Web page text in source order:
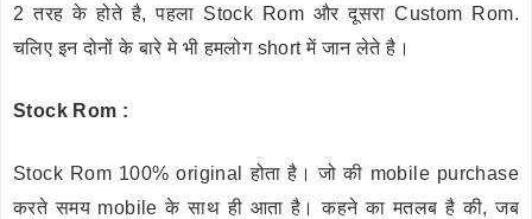
2 तरह के होते है, पहला Stock Rom और दूसरा Custom Rom.
चलिए इन दोनों के बारे मे भी हमलोग short में जान लेते है।
Stock Rom :
Stock Rom 100% original होता है। जो की mobile purchase
करते समय mobile के साथ ही आता है। कहने का मतलब है की, जब